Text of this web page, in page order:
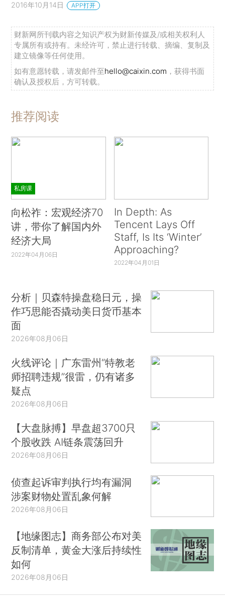
2016年10月14日 APP打开
财新网所刊载内容之知识产权为财新传媒及/或相关权利人
专属所有或持有。未经许可，禁止进行转载、摘编、复制及
建立镜像等任何使用。
如有意愿转载，请发邮件至hello@caixin.com ，获得书面
确认及授权后，方可转载。
推荐阅读
私房课
向松祚：宏观经济70
讲，带你了解国内外
经济大局
2022年04月06日
In Depth: As
Tencent Lays Off
Staff, Is Its ‘Winter’
Approaching?
2022年04月01日
分析｜贝森特操盘稳日元，操
作巧思能否撬动美日货币基本
面
2026年08月06日
火线评论｜广东雷州“特教老
师招聘违规”很雷，仍有诸多
疑点
2026年08月06日
【大盘脉搏】早盘超3700只
个股收跌 AI链条震荡回升
2026年08月06日
侦查起诉审判执行均有漏洞
涉案财物处置乱象何解
2026年08月06日
【地缘图志】商务部公布对美
反制清单，黄金大涨后持续性
如何
2026年08月06日